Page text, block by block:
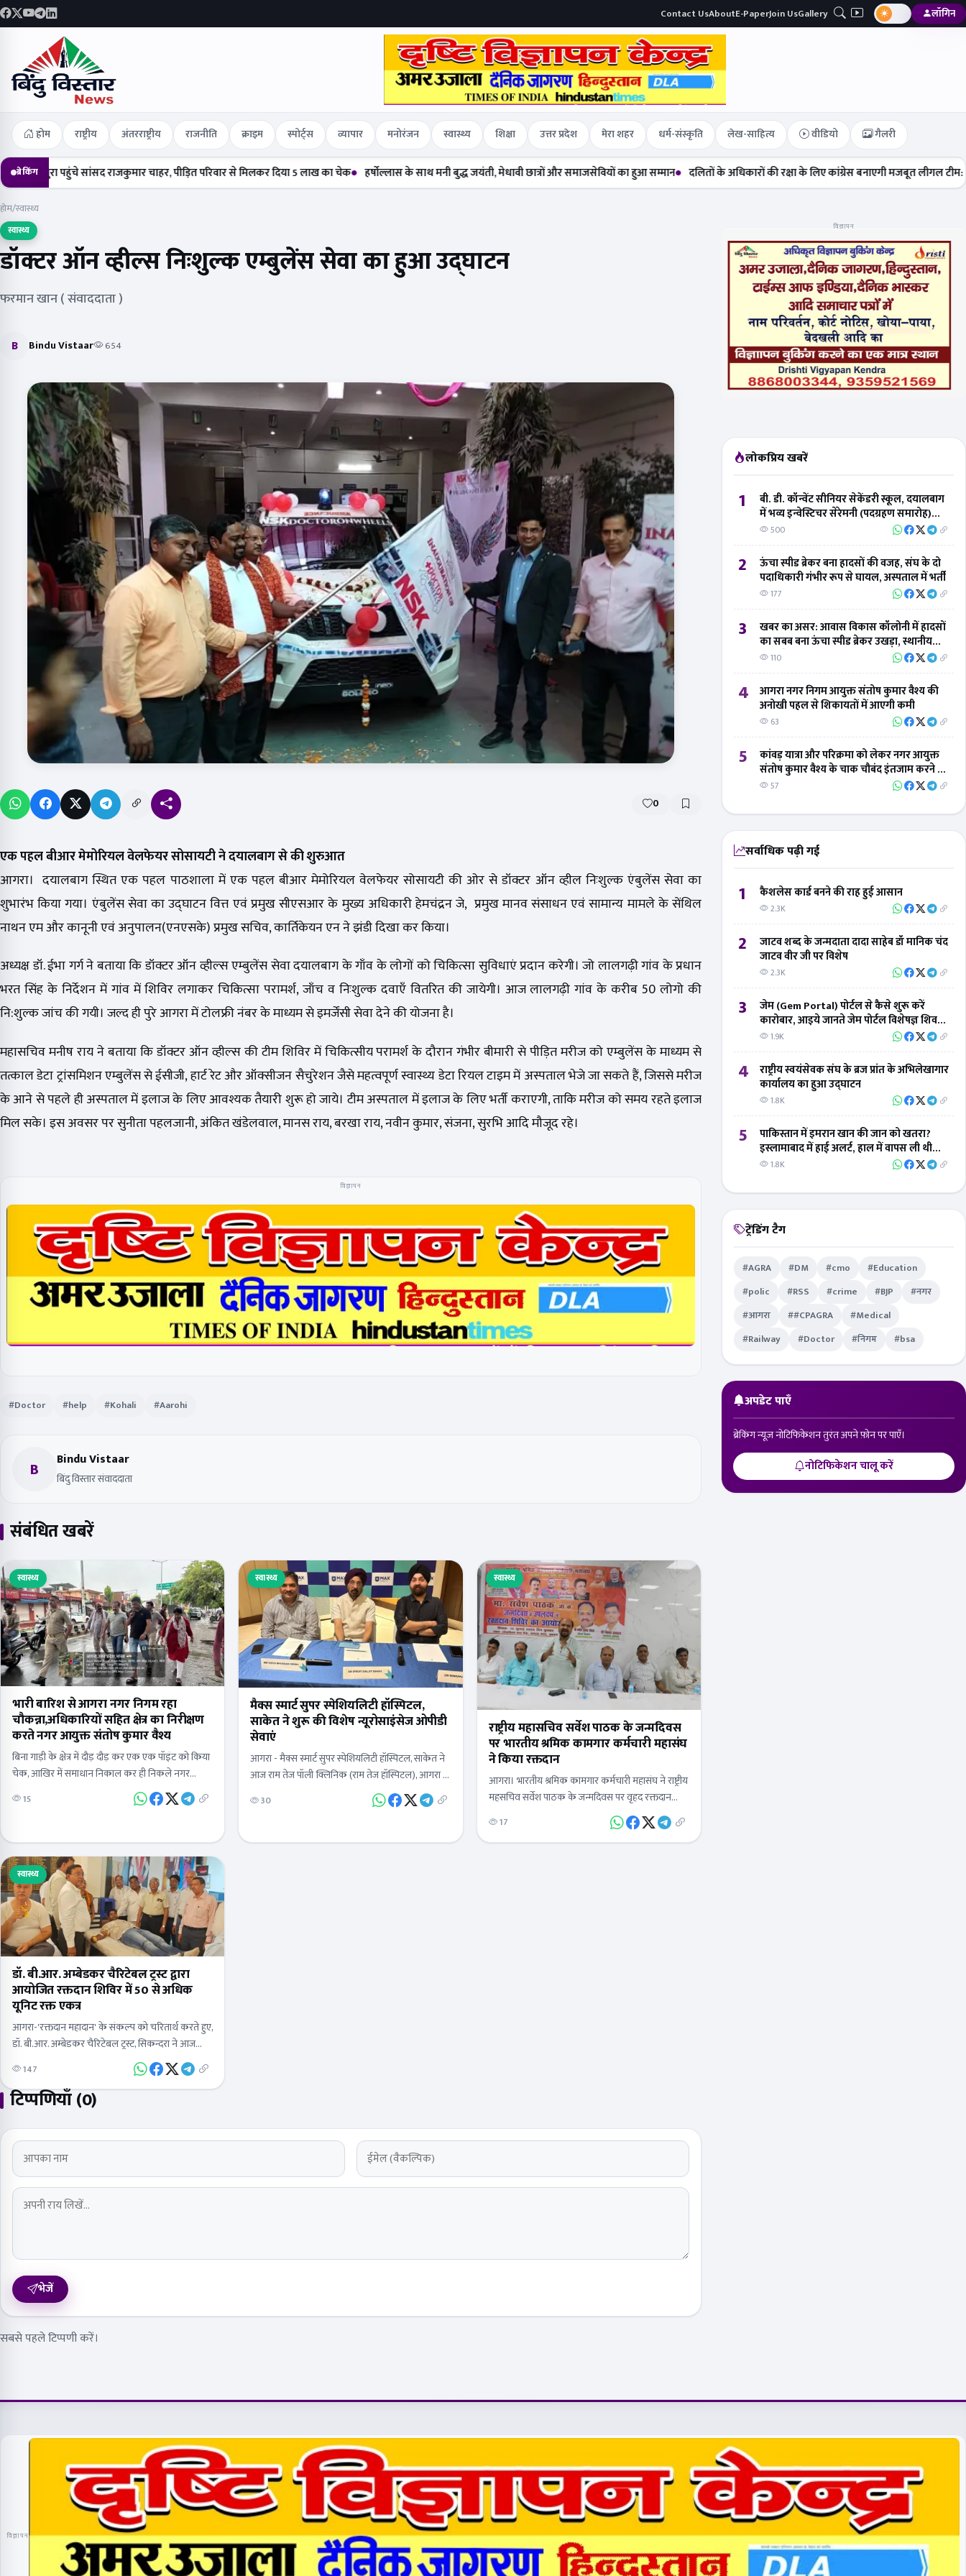
Contact UsAboutE-PaperJoin UsGallery लॉगिन
होम राष्ट्रीय अंतरराष्ट्रीय राजनीति क्राइम स्पोर्ट्स व्यापार मनोरंजन स्वास्थ्य शिक्षा उत्तर प्रदेश मेरा शहर धर्म-संस्कृति लेख-साहित्य वीडियो गैलरी
ब्रेकिंग
पहुंचे सांसद राजकुमार चाहर, पीड़ित परिवार से मिलकर दिया 5 लाख का चेक हर्षोल्लास के साथ मनी बुद्ध जयंती, मेधावी छात्रों और समाजसेवियों का हुआ सम्मान दलितों के अधिकारों की रक्षा के लिए कांग्रेस बनाएगी मजबूत लीगल टीम: मेघा सेहरा
होम/स्वास्थ्य
स्वास्थ्य
डॉक्टर ऑन व्हील्स निःशुल्क एम्बुलेंस सेवा का हुआ उद्घाटन
फरमान खान ( संवाददाता )
B Bindu Vistaar 654
0
एक पहल बीआर मेमोरियल वेलफेयर सोसायटी ने दयालबाग से की शुरुआत
आगरा। दयालबाग स्थित एक पहल पाठशाला में एक पहल बीआर मेमोरियल वेलफेयर सोसायटी की ओर से डॉक्टर ऑन व्हील निःशुल्क एंबुलेंस सेवा का
शुभारंभ किया गया। एंबुलेंस सेवा का उद्घाटन वित्त एवं प्रमुख सीएसआर के मुख्य अधिकारी हेमचंद्रन जे, प्रमुख मानव संसाधन एवं सामान्य मामले के सेंथिल
नाथन एम और कानूनी एवं अनुपालन(एनएसके) प्रमुख सचिव, कार्तिकेयन एन ने झंडी दिखा कर किया।
अध्यक्ष डॉ. ईभा गर्ग ने बताया कि डॉक्टर ऑन व्हील्स एम्बुलेंस सेवा दयालबाग के गाँव के लोगों को चिकित्सा सुविधाएं प्रदान करेगी। जो लालगढ़ी गांव के प्रधान
भरत सिंह के निर्देशन में गांव में शिविर लगाकर चिकित्सा परामर्श, जाँच व निःशुल्क दवाएँ वितरित की जायेगी। आज लालगढ़ी गांव के करीब 50 लोगो की
नि:शुल्क जांच की गयी। जल्द ही पुरे आगरा में टोलफ्री नंबर के माध्यम से इमर्जेंसी सेवा देने की योजना है।
महासचिव मनीष राय ने बताया कि डॉक्टर ऑन व्हील्स की टीम शिविर में चिकित्सीय परामर्श के दौरान गंभीर बीमारी से पीड़ित मरीज को एम्बुलेंस के माध्यम से
तत्काल डेटा ट्रांसमिशन एम्बुलेंस से ईसीजी, हार्ट रेट और ऑक्सीजन सैचुरेशन जैसे महत्वपूर्ण स्वास्थ्य डेटा रियल टाइम में अस्पताल भेजे जा सकते हैं, जिससे मरीज
के आने से पहले ही अस्पताल में इलाज के लिए आवश्यक तैयारी शुरू हो जाये। टीम अस्पताल में इलाज के लिए भर्ती कराएगी, ताकि मरीज को समय रहते इलाज
मिल सके। इस अवसर पर सुनीता पहलजानी, अंकित खंडेलवाल, मानस राय, बरखा राय, नवीन कुमार, संजना, सुरभि आदि मौजूद रहे।
विज्ञापन
#Doctor #help #Kohali #Aarohi
B Bindu Vistaar
बिंदु विस्तार संवाददाता
संबंधित खबरें
स्वास्थ्य
भारी बारिश से आगरा नगर निगम रहा
चौकन्ना,अधिकारियों सहित क्षेत्र का निरीक्षण
करते नगर आयुक्त संतोष कुमार वैश्य
बिना गाड़ी के क्षेत्र में दौड़ दौड़ कर एक एक पॉइंट को किया
चेक, आखिर में समाधान निकाल कर ही निकले नगर
आयुक्तबारिश के बीच सड़कों पर उतरी…
15
स्वास्थ्य
मैक्स स्मार्ट सुपर स्पेशियलिटी हॉस्पिटल,
साकेत ने शुरू की विशेष न्यूरोसाइंसेज ओपीडी
सेवाएं
आगरा - मैक्स स्मार्ट सुपर स्पेशियलिटी हॉस्पिटल, साकेत ने
आज राम तेज पॉली क्लिनिक (राम तेज हॉस्पिटल), आगरा में
अपनी विशेष न्यूरोसाइंसेज ओपीडी सेवाओं की शुरुआत की।
इस…
30
स्वास्थ्य
राष्ट्रीय महासचिव सर्वेश पाठक के जन्मदिवस
पर भारतीय श्रमिक कामगार कर्मचारी महासंघ
ने किया रक्तदान
आगरा। भारतीय श्रमिक कामगार कर्मचारी महासंघ ने राष्ट्रीय
महसचिव सर्वेश पाठक के जन्मदिवस पर वृहद रक्तदान
शिविर का आयोजन लोकहितम ब्लड बैंक कमला नगर पर
आयोजित किया। जिसमें…
17
स्वास्थ्य
डॉ. बी.आर. अम्बेडकर चैरिटेबल ट्रस्ट द्वारा
आयोजित रक्तदान शिविर में 50 से अधिक
यूनिट रक्त एकत्र
​आगरा-'रक्तदान महादान' के संकल्प को चरितार्थ करते हुए,
डॉ. बी.आर. अम्बेडकर चैरिटेबल ट्रस्ट, सिकन्दरा ने आज
आवास विकास कॉलोनी में एक विशाल रक्तदान शिविर का
आयोजन किया। इस…
147
टिप्पणियाँ (0)
भेजें
सबसे पहले टिप्पणी करें।
विज्ञापन
लोकप्रिय खबरें
1
बी. डी. कॉन्वेंट सीनियर सेकेंडरी स्कूल, दयालबाग
में भव्य इन्वेस्टिचर सेरेमनी (पदग्रहण समारोह)
संपन्न
500
2
ऊंचा स्पीड ब्रेकर बना हादसों की वजह, संघ के दो
पदाधिकारी गंभीर रूप से घायल, अस्पताल में भर्ती
177
3
खबर का असर: आवास विकास कॉलोनी में हादसों
का सबब बना ऊंचा स्पीड ब्रेकर उखड़ा, स्थानीय
लोगों ने 'बिंदु विस्तार न्यूज' का जताया आभार
110
4
आगरा नगर निगम आयुक्त संतोष कुमार वैश्य की
अनोखी पहल से शिकायतों में आएगी कमी
63
5
कांवड़ यात्रा और परिक्रमा को लेकर नगर आयुक्त
संतोष कुमार वैश्य के चाक चौबंद इंतजाम करने के
निर्देश
57
सर्वाधिक पढ़ी गई
1 कैशलेस कार्ड बनने की राह हुई आसान
2.3K
2
जाटव शब्द के जन्मदाता दादा साहेब डॉ मानिक चंद
जाटव वीर जी पर विशेष
2.3K
3
जेम (Gem Portal) पोर्टल से कैसे शुरू करें
कारोबार, आइये जानते जेम पोर्टल विशेषज्ञ शिवम्
तिवारी से
1.9K
4
राष्ट्रीय स्वयंसेवक संघ के ब्रज प्रांत के अभिलेखागार
कार्यालय का हुआ उद्घाटन
1.8K
5
पाकिस्तान में इमरान खान की जान को खतरा?
इस्लामाबाद में हाई अलर्ट, हाल में वापस ली थी
सुरक्षा
1.8K
ट्रेंडिंग टैग
#AGRA #DM #cmo
#Education
#polic
#RSS #crime #BJP
#नगर
#आगरा
##CPAGRA
#Medical
#Railway
#Doctor #निगम #bsa
अपडेट पाएँ
ब्रेकिंग न्यूज़ नोटिफिकेशन तुरंत अपने फ़ोन पर पाएँ।
नोटिफिकेशन चालू करें
विज्ञापन